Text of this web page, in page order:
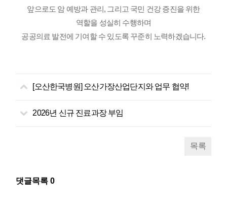
앞으로도 암 예방과 관리, 그리고 국민 건강 증진을 위한
역할을 성실히 수행하며
공공의료 발전에 기여할 수 있도록 꾸준히 노력하겠습니다.
[오산한국병원] 오산가장산업단지와 업무 협약!
2026년 신규 진료과장 부임
목록
댓글목록0